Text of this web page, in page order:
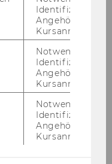
Re­se­
Identifizierung
Angehörige/r für
Kursanmeldung.
Notwendig zur
Identifizierung
Angehörige/r für
Kursanmeldung.
Notwendig zur
Identifizierung
Angehörige/r für
Kursanmeldung.